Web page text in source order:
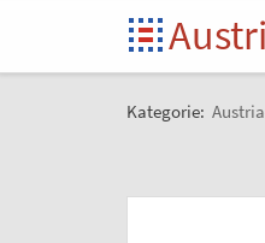
Kategorie: